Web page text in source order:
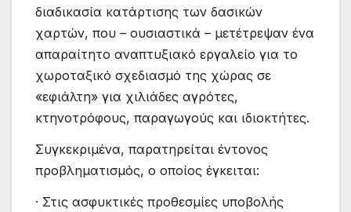
διαδικασία κατάρτισης των δασικών
χαρτών, που – ουσιαστικά – μετέτρεψαν ένα
απαραίτητο αναπτυξιακό εργαλείο για το
χωροταξικό σχεδιασμό της χώρας σε
«εφιάλτη» για χιλιάδες αγρότες,
κτηνοτρόφους, παραγωγούς και ιδιοκτήτες.
Συγκεκριμένα, παρατηρείται έντονος
προβληματισμός, ο οποίος έγκειται:
· Στις ασφυκτικές προθεσμίες υποβολής